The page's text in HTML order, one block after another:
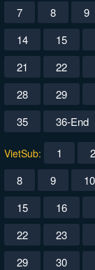
7
8 9
14
15
21
22
28
29
35
36-End
VietSub: 1 2
8
9 10
15
16
22
23
29
30